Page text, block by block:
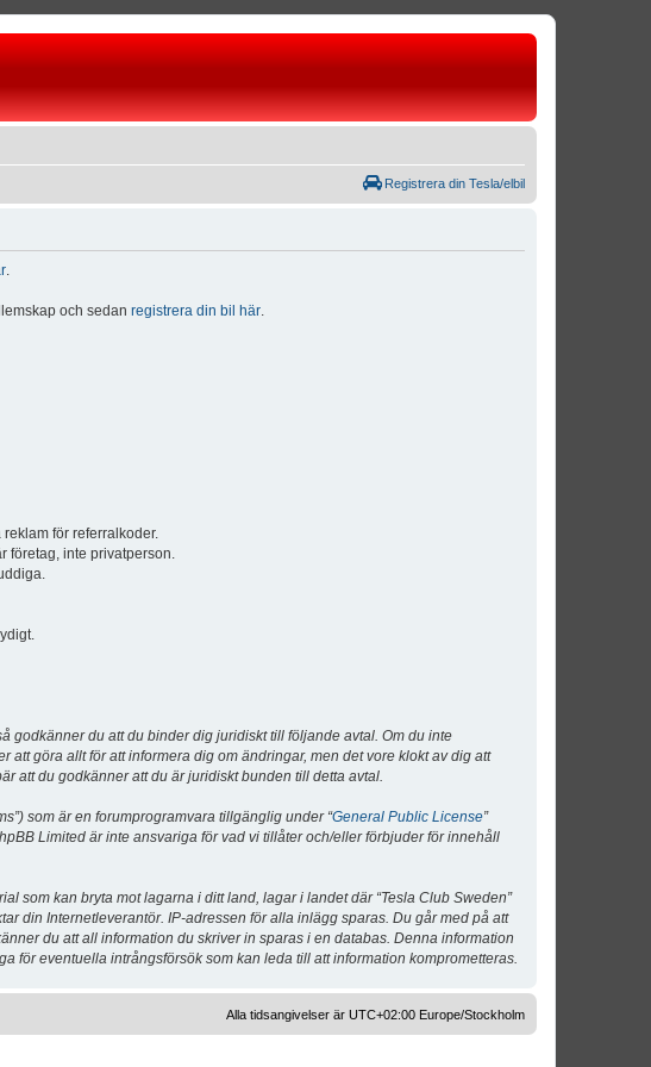
Registrera din Tesla/elbil
.
och sedan registrera din bil här.
för referralkoder.
företag, inte privatperson.
godkänner du att du binder dig juridiskt till följande avtal. Om du inte
göra allt för att informera dig om ändringar, men det vore klokt av dig att
att du godkänner att du är juridiskt bunden till detta avtal.
som är en forumprogramvara tillgänglig under “General Public License”
Limited är inte ansvariga för vad vi tillåter och/eller förbjuder för innehåll
som kan bryta mot lagarna i ditt land, lagar i landet där “Tesla Club Sweden”
din Internetleverantör. IP-adressen för alla inlägg sparas. Du går med på att
du att all information du skriver in sparas i en databas. Denna information
för eventuella intrångsförsök som kan leda till att information komprometteras.
Alla tidsangivelser är UTC+02:00 Europe/Stockholm